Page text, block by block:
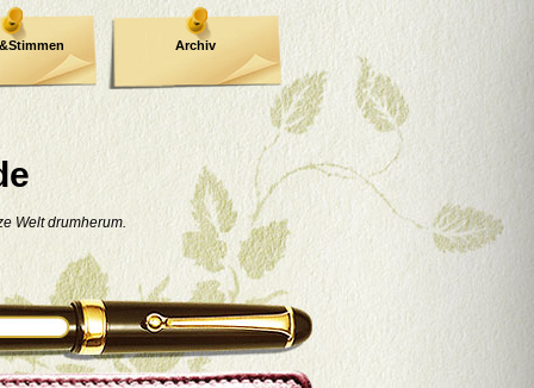
Welt drumherum.
Archiv